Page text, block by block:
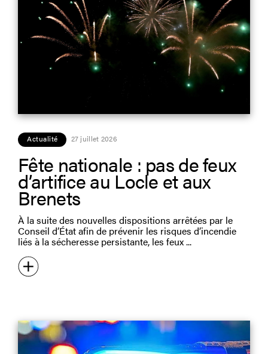
Actualité 27 juillet 2026
Fête nationale : pas de feux
d’artifice au Locle et aux
Brenets
À la suite des nouvelles dispositions arrêtées par le
Conseil d’État afin de prévenir les risques d’incendie
liés à la sécheresse persistante, les feux